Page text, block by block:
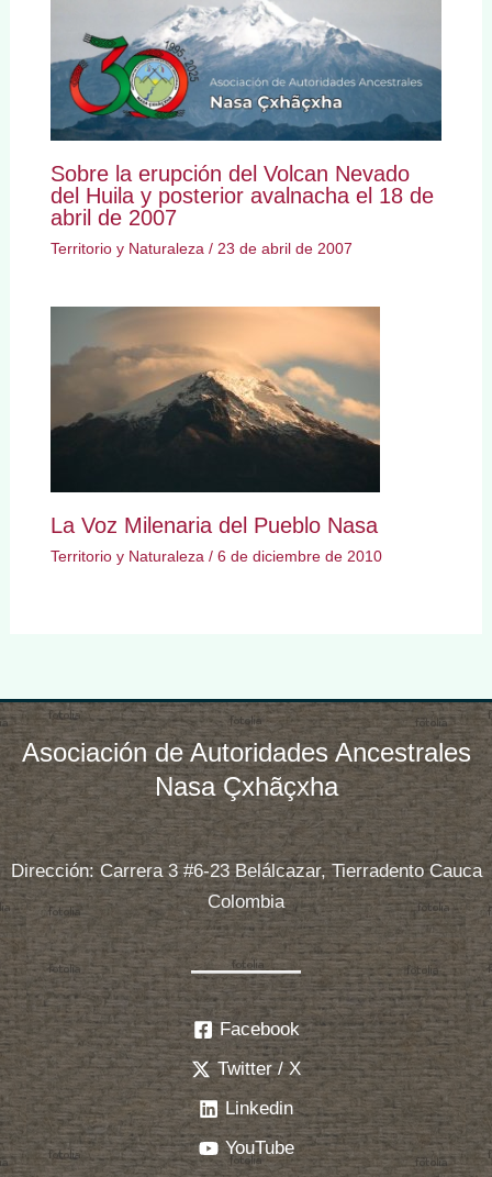
Sobre la erupción del Volcan Nevado
del Huila y posterior avalnacha el 18 de
abril de 2007
Territorio y Naturaleza/ 23 de abril de 2007
La Voz Milenaria del Pueblo Nasa
Territorio y Naturaleza/ 6 de diciembre de 2010
Asociación de Autoridades Ancestrales
Nasa Çxhãçxha
Dirección: Carrera 3 #6-23 Belálcazar, Tierradento Cauca
Colombia
Facebook
Twitter / X
Linkedin
YouTube